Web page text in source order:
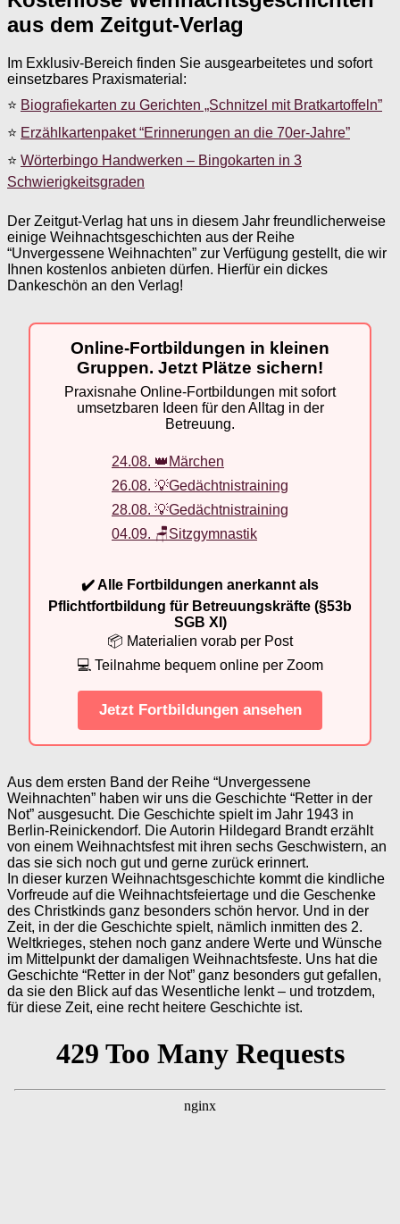
aus dem Zeitgut-Verlag
Im Exklusiv-Bereich finden Sie ausgearbeitetes und sofort
einsetzbares Praxismaterial:
⭐ Biografiekarten zu Gerichten „Schnitzel mit Bratkartoffeln”
⭐ Erzählkartenpaket “Erinnerungen an die 70er-Jahre”
⭐ Wörterbingo Handwerken – Bingokarten in 3
Schwierigkeitsgraden
Der Zeitgut-Verlag hat uns in diesem Jahr freundlicherweise
einige Weihnachtsgeschichten aus der Reihe
“Unvergessene Weihnachten” zur Verfügung gestellt, die wir
Ihnen kostenlos anbieten dürfen. Hierfür ein dickes
Dankeschön an den Verlag!
Online-Fortbildungen in kleinen
Gruppen. Jetzt Plätze sichern!
Praxisnahe Online-Fortbildungen mit sofort
umsetzbaren Ideen für den Alltag in der
Betreuung.
24.08. 👑Märchen
26.08. 💡Gedächtnistraining
28.08. 💡Gedächtnistraining
04.09. 🪑Sitzgymnastik
✔️ Alle Fortbildungen anerkannt als
Pflichtfortbildung für Betreuungskräfte (§53b
SGB XI)
📦 Materialien vorab per Post
💻 Teilnahme bequem online per Zoom
Jetzt Fortbildungen ansehen
Aus dem ersten Band der Reihe “Unvergessene
Weihnachten” haben wir uns die Geschichte “Retter in der
Not” ausgesucht. Die Geschichte spielt im Jahr 1943 in
Berlin-Reinickendorf. Die Autorin Hildegard Brandt erzählt
von einem Weihnachtsfest mit ihren sechs Geschwistern, an
das sie sich noch gut und gerne zurück erinnert.
In dieser kurzen Weihnachtsgeschichte kommt die kindliche
Vorfreude auf die Weihnachtsfeiertage und die Geschenke
des Christkinds ganz besonders schön hervor. Und in der
Zeit, in der die Geschichte spielt, nämlich inmitten des 2.
Weltkrieges, stehen noch ganz andere Werte und Wünsche
im Mittelpunkt der damaligen Weihnachtsfeste. Uns hat die
Geschichte “Retter in der Not” ganz besonders gut gefallen,
da sie den Blick auf das Wesentliche lenkt – und trotzdem,
für diese Zeit, eine recht heitere Geschichte ist.